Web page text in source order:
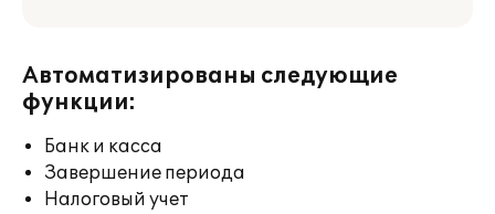
Автоматизированы следующие
функции:
Банк и касса
Завершение периода
Налоговый учет